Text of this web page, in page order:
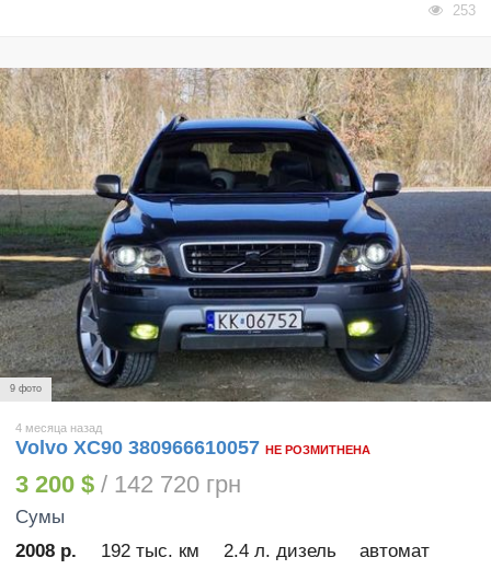
253
9 фото
4 месяца назад
Volvo XC90 380966610057 НЕ РОЗМИТНЕНА
3 200 $ / 142 720 грн
Сумы
2008 р.
192 тыс. км 2.4 л. дизель автомат